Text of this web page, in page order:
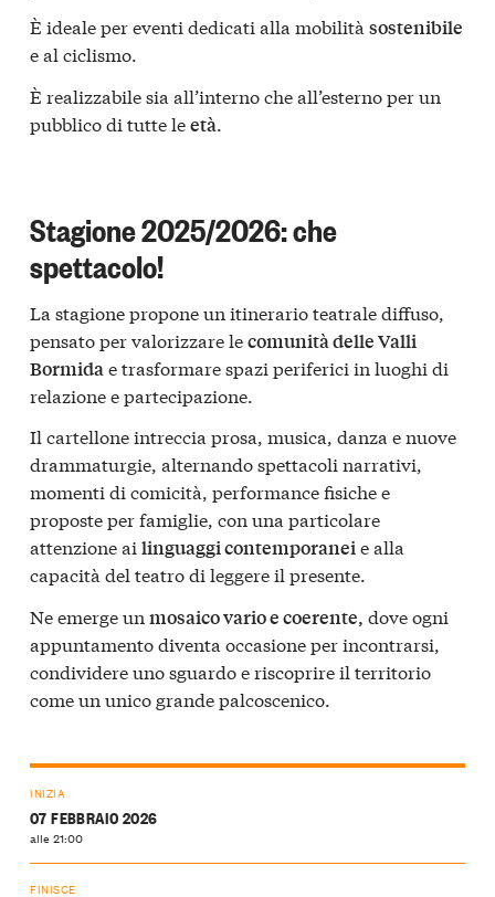
È ideale per eventi dedicati alla mobilità sostenibile
e al ciclismo.
È realizzabile sia all’interno che all’esterno per un
pubblico di tutte leetà.
Stagione 2025/2026: che
spettacolo!
La stagione propone un itinerario teatrale diffuso,
pensato per valorizzare lecomunità delle Valli
Bormidae trasformare spazi periferici in luoghi di
relazione e partecipazione.
Il cartellone intreccia prosa, musica, danza e nuove
drammaturgie, alternando spettacoli narrativi,
momenti di comicità, performance fisiche e
proposte per famiglie, con una particolare
attenzione ai linguaggi contemporaneie alla
capacità del teatro di leggere il presente.
Ne emerge un mosaico vario e coerente, dove ogni
appuntamento diventa occasione per incontrarsi,
condividere uno sguardo e riscoprire il territorio
come un unico grande palcoscenico.
INIZIA
07 FEBBRAIO 2026
alle 21:00
FINISCE